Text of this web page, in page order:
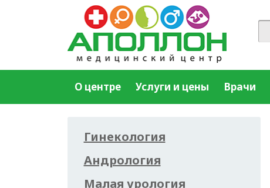
О центре Услуги и цены Врачи
Гинекология
Андрология
Малая урология